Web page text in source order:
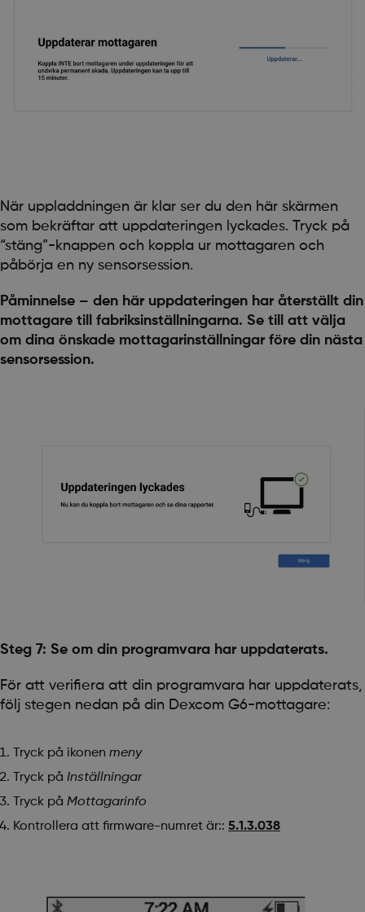
När uppladdningen är klar ser du den här skärmen
som bekräftar att uppdateringen lyckades. Tryck på
“stäng”-knappen och koppla ur mottagaren och
påbörja en ny sensorsession.
Påminnelse – den här uppdateringen har återställt din
mottagare till fabriksinställningarna. Se till att välja
om dina önskade mottagarinställningar före din nästa
sensorsession.
Steg 7: Se om din programvara har uppdaterats.
För att verifiera att din programvara har uppdaterats,
följ stegen nedan på din Dexcom G6-mottagare:
Tryck på ikonen meny
Tryck på Inställningar
Tryck på Mottagarinfo
Kontrollera att firmware-numret är:: 5.1.3.038